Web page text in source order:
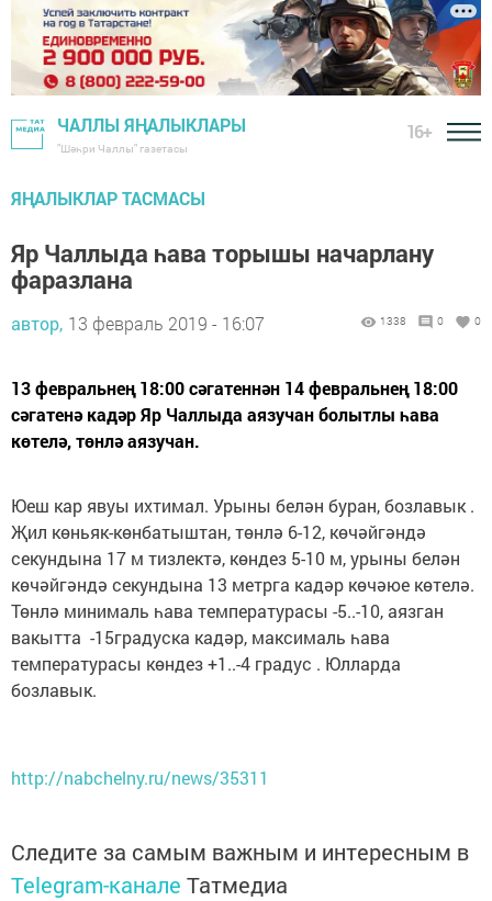
ЧАЛЛЫ ЯҢАЛЫКЛАРЫ
"Шәһри Чаллы" газетасы
16+
ЯҢАЛЫКЛАР ТАСМАСЫ
Яр Чаллыда һава торышы начарлану
фаразлана
автор, 13 февраль 2019 - 16:07 1338 0 0
13 февральнең 18:00 сәгатеннән 14 февральнең 18:00
сәгатенә кадәр Яр Чаллыда аязучан болытлы һава
көтелә, төнлә аязучан.
Юеш кар явуы ихтимал. Урыны белән буран, бозлавык .
Җил көньяк-көнбатыштан, төнлә 6-12, көчәйгәндә
секундына 17 м тизлектә, көндез 5-10 м, урыны белән
көчәйгәндә секундына 13 метрга кадәр көчәюе көтелә.
Төнлә минималь һава температурасы -5..-10, аязган
вакытта -15градуска кадәр, максималь һава
температурасы көндез +1..-4 градус . Юлларда
бозлавык.
http://nabchelny.ru/news/35311
Следите за самым важным и интересным в
Telegram-канале Татмедиа